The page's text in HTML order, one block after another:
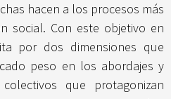
hacen a los procesos más
social. Con este objetivo en
por dos dimensiones que
peso en los abordajes y
que protagonizan